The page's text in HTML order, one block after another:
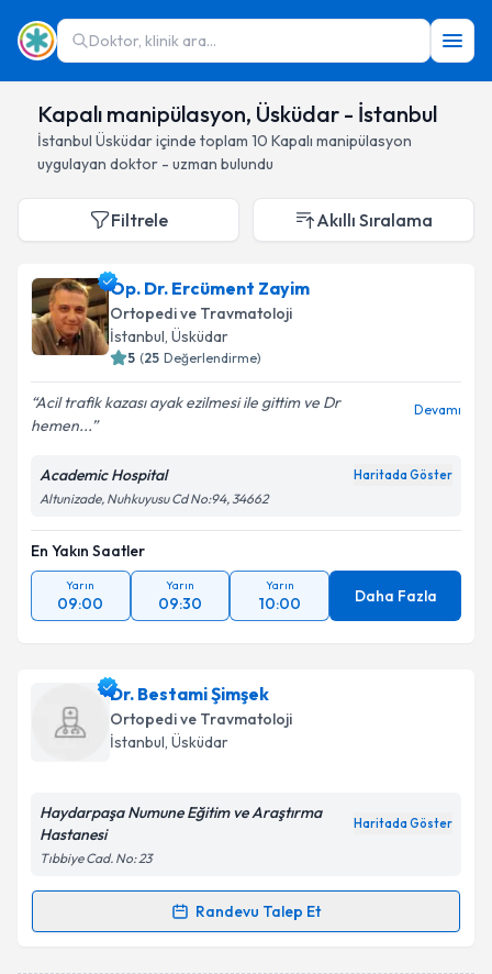
Doktor, klinik ara...
Kapalı manipülasyon, Üsküdar - İstanbul
İstanbul Üsküdariçinde toplam 10 Kapalı manipülasyon
uygulayan doktor - uzman bulundu
Filtrele Akıllı Sıralama
Op. Dr. Ercüment Zayim
Ortopedi ve Travmatoloji
İstanbul, Üsküdar
5 (25 Değerlendirme)
Acil trafik kazası ayak ezilmesi ile gittim ve Dr
hemen...
Devamı
Academic Hospital Haritada Göster
Altunizade, Nuhkuyusu Cd No:94, 34662
En Yakın Saatler
Yarın
09:00
Yarın
09:30
Yarın
10:00 Daha Fazla
Dr. Bestami Şimşek
Ortopedi ve Travmatoloji
İstanbul, Üsküdar
Haydarpaşa Numune Eğitim ve Araştırma
Hastanesi
Haritada Göster
Tıbbiye Cad. No: 23
Randevu Talep Et
Randevu Takvimi Talebi